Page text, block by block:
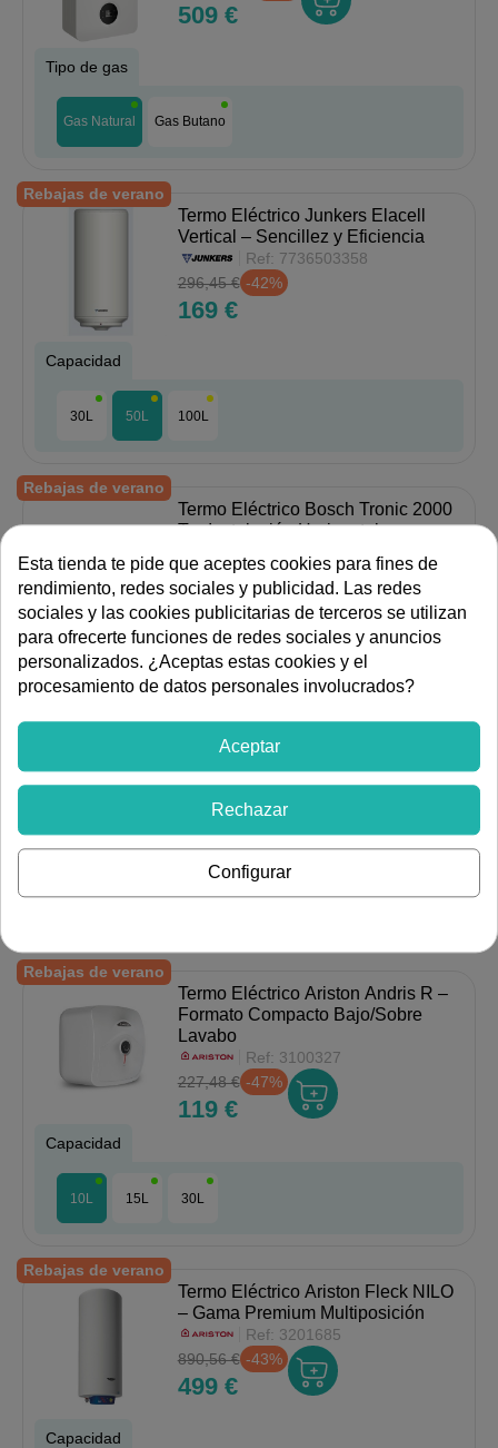
509 €
Tipo de gas
Gas Natural Gas Butano
Rebajas de verano
Termo Eléctrico Junkers Elacell
Vertical – Sencillez y Eficiencia
Ref: 7736503358
296,45 € -42%
169 €
Capacidad
30L 50L 100L
Rebajas de verano
Termo Eléctrico Bosch Tronic 2000
T – Instalación Horizontal
7736503348
338,80 €
-47%
179 €
Capacidad
Rebajas de verano
Acumulador mural multiposición
100l clase de eficiencia energética
Ref:3070512
1.241,46 € -43%
Rebajas de verano
Termo Eléctrico Ariston Andris R –
Formato Compacto Bajo/Sobre
Lavabo
Ref: 3100327
227,48 € -47%
119 €
Capacidad
10L 15L 30L
Rebajas de verano
Termo Eléctrico Ariston Fleck NILO
– Gama Premium Multiposición
Ref: 3201685
890,56 € -43%
499 €
Capacidad
Esta tienda te pide que aceptes cookies para fines de
rendimiento, redes sociales y publicidad. Las redes
sociales y las cookies publicitarias de terceros se utilizan
para ofrecerte funciones de redes sociales y anuncios
personalizados. ¿Aceptas estas cookies y el
procesamiento de datos personales involucrados?
Aceptar
Rechazar
Configurar